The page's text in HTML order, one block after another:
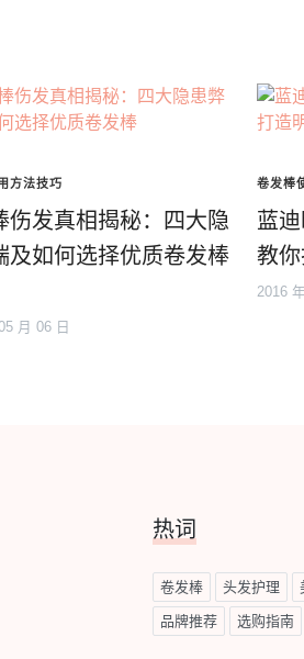
方法技巧
伤发真相揭秘：四大隐
及如何选择优质卷发棒
月 06 日
卷发棒
蓝
教
2016
热词
卷发棒 头发护理
品牌推荐 选购指南